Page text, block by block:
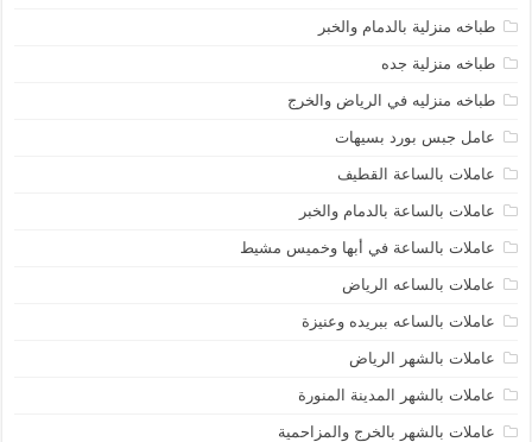
طباخه منزلية بالدمام والخبر
طباخه منزلية جده
طباخه منزليه في الرياض والخرج
عامل جبس بورد بسيهات
عاملات بالساعة القطيف
عاملات بالساعة بالدمام والخبر
عاملات بالساعة في أبها وخميس مشيط
عاملات بالساعه الرياض
عاملات بالساعه ببريده وعنيزة
عاملات بالشهر الرياض
عاملات بالشهر المدينة المنورة
عاملات بالشهر بالخرج والمزاحمية